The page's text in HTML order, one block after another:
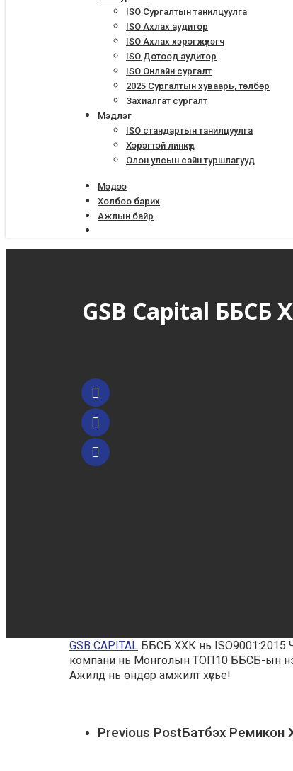
ISO Сургалтын танилцуулга
ISO Ахлах аудитор
ISO Ахлах хэрэгжүүлэгч
ISO Дотоод аудитор
ISO Онлайн сургалт
2025 Сургалтын хуваарь, төлбөр
Захиалгат сургалт
Мэдлэг
ISO стандартын танилцуулга
Хэрэгтэй линкүүд
Олон улсын сайн туршлагууд
Мэдээ
Холбоо барих
Ажлын байр
GSB Capital ББСБ
GSB CAPITAL ББСБ ХХК нь ISO9001:2015
компани нь Монголын ТОП10 ББСБ-ын
Ажилд нь өндөр амжилт хүсье!
Previous PostБатбэх Ремикон